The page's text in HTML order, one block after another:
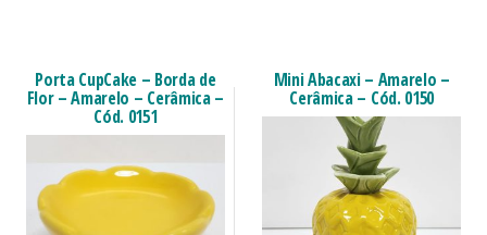
Porta CupCake – Borda de
Flor – Amarelo – Cerâmica –
Cód. 0151
Mini Abacaxi – Amarelo –
Cerâmica – Cód. 0150